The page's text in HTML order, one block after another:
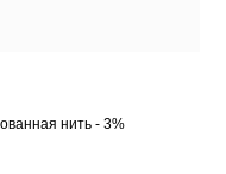
нить - 3%